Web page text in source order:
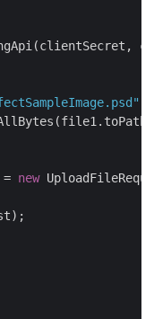
= new